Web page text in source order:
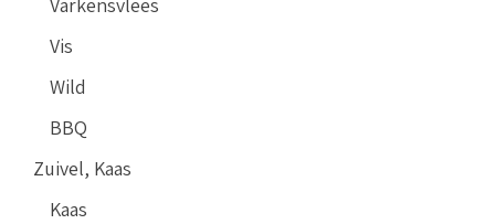
Varkensvlees
Vis
Wild
BBQ
Zuivel, Kaas
Kaas